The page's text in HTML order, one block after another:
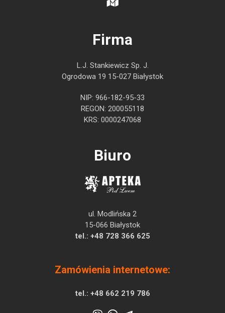
Firma
L.J. Stankiewicz Sp. J.
Ogrodowa 19 15-027 Białystok
NIP: 966-182-95-33
REGON: 200055118
KRS: 0000247068
Biuro
ul. Modlińska 2
15-066 Białystok
tel.: +48 728 366 625
Zamówienia internetowe:
tel.: +48 662 219 786